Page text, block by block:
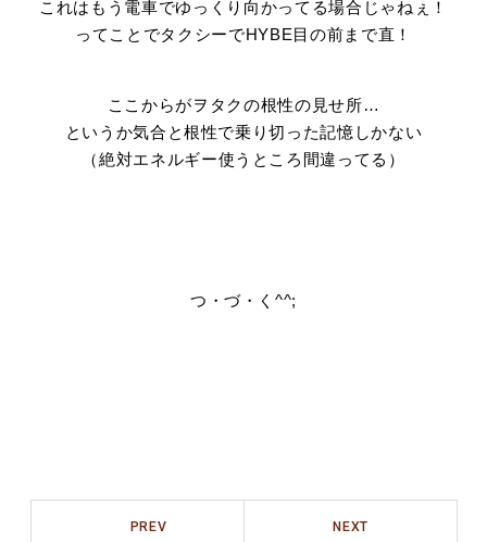
これはもう電車でゆっくり向かってる場合じゃねぇ！
ってことでタクシーでHYBE目の前まで直！
ここからがヲタクの根性の見せ所…
というか気合と根性で乗り切った記憶しかない
（絶対エネルギー使うところ間違ってる）
つ・づ・く^^;
NEXT
PREV